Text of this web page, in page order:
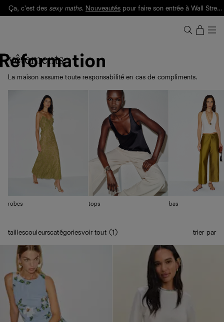
pour faire son entrée à Wall Street.
Livraison gratuite. Frais de douane et taxes inclus.
vêtements
La maison assume toute responsabilité en cas de compliments.
robes tops bas
taillescouleurscatégoriesvoir tout (1) trier par